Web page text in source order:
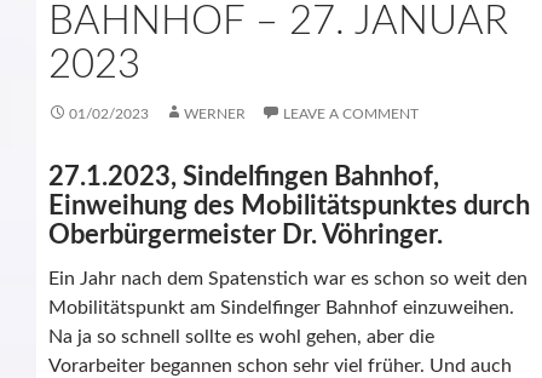
BAHNHOF – 27. JANUAR
2023
01/02/2023 WERNER LEAVE A COMMENT
27.1.2023, Sindelfingen Bahnhof,
Einweihung des Mobilitätspunktes durch
Oberbürgermeister Dr. Vöhringer.
Ein Jahr nach dem Spatenstich war es schon so weit den
Mobilitätspunkt am Sindelfinger Bahnhof einzuweihen.
Na ja so schnell sollte es wohl gehen, aber die
Vorarbeiter begannen schon sehr viel früher. Und auch